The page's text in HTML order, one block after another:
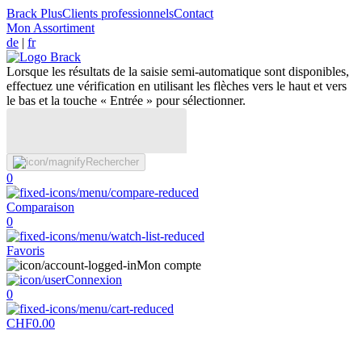
Brack PlusClients professionnelsContact
Mon Assortiment
de | fr
Lorsque les résultats de la saisie semi-automatique sont disponibles,
effectuez une vérification en utilisant les flèches vers le haut et vers
le bas et la touche « Entrée » pour sélectionner.
Rechercher
0
Comparaison
0
Favoris
Mon compte
Connexion
0
CHF0.00